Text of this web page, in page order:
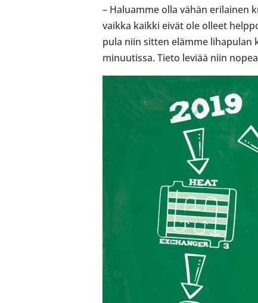
– Haluamme olla vähän eri­lai­nen
vaikka kaikki eivät ole olleet
pula niin sitten elämme liha­pu­lan
minuu­tissa. Tieto leviää niin